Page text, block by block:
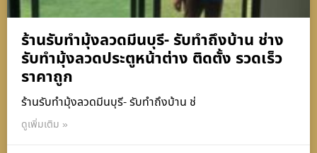
ร้านรับทำมุ้งลวดมีนบุรี- รับทำถึงบ้าน ช่าง
รับทำมุ้งลวดประตูหน้าต่าง ติดตั้ง รวดเร็ว
ราคาถูก
ร้านรับทำมุ้งลวดมีนบุรี- รับทำถึงบ้าน ช่
ดูเพิ่มเติม »